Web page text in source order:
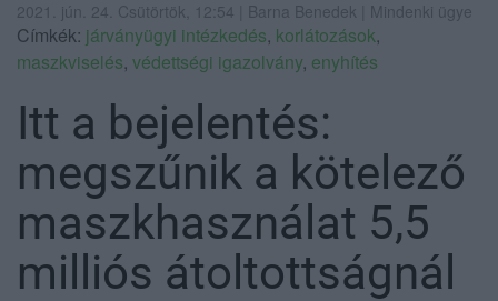
2021. jún. 24. Csütörtök, 12:54 | Barna Benedek | Mindenki ügye
Címkék: járványügyi intézkedés, korlátozások,
maszkviselés, védettségi igazolvány, enyhítés
Itt a bejelentés:
megszűnik a kötelező
maszkhasználat 5,5
milliós átoltottságnál